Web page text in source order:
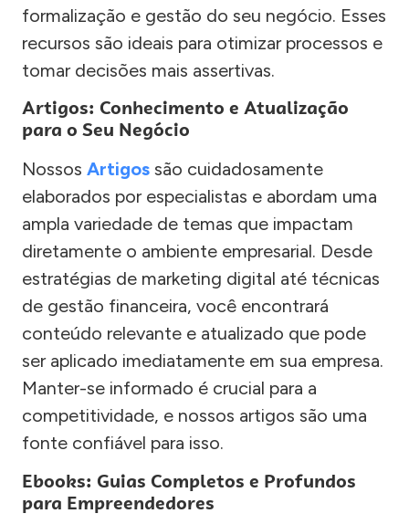
formalização e gestão do seu negócio. Esses
recursos são ideais para otimizar processos e
tomar decisões mais assertivas.
Artigos: Conhecimento e Atualização
para o Seu Negócio
Nossos Artigos são cuidadosamente
elaborados por especialistas e abordam uma
ampla variedade de temas que impactam
diretamente o ambiente empresarial. Desde
estratégias de marketing digital até técnicas
de gestão financeira, você encontrará
conteúdo relevante e atualizado que pode
ser aplicado imediatamente em sua empresa.
Manter-se informado é crucial para a
competitividade, e nossos artigos são uma
fonte confiável para isso.
Ebooks: Guias Completos e Profundos
para Empreendedores